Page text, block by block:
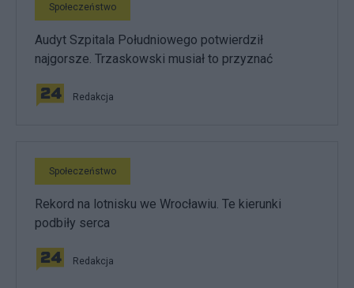
Społeczeństwo
Audyt Szpitala Południowego potwierdził
najgorsze. Trzaskowski musiał to przyznać
Redakcja
Społeczeństwo
Rekord na lotnisku we Wrocławiu. Te kierunki
podbiły serca
Redakcja